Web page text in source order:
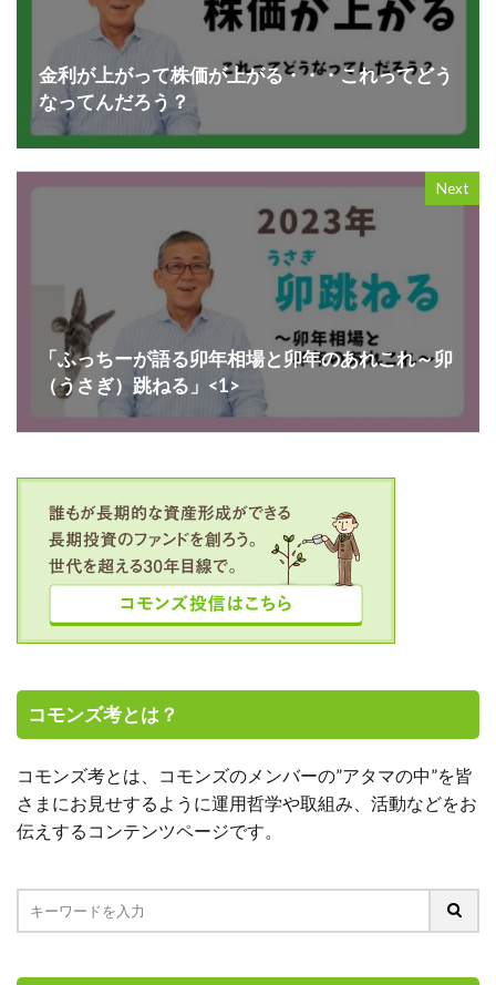
金利が上がって株価が上がる・・・これってどう
なってんだろう？
Next
「ふっちーが語る卯年相場と卯年のあれこれ～卯
（うさぎ）跳ねる」<1>
コモンズ考とは？
コモンズ考とは、コモンズのメンバーの”アタマの中”を皆
さまにお見せするように運用哲学や取組み、活動などをお
伝えするコンテンツページです。